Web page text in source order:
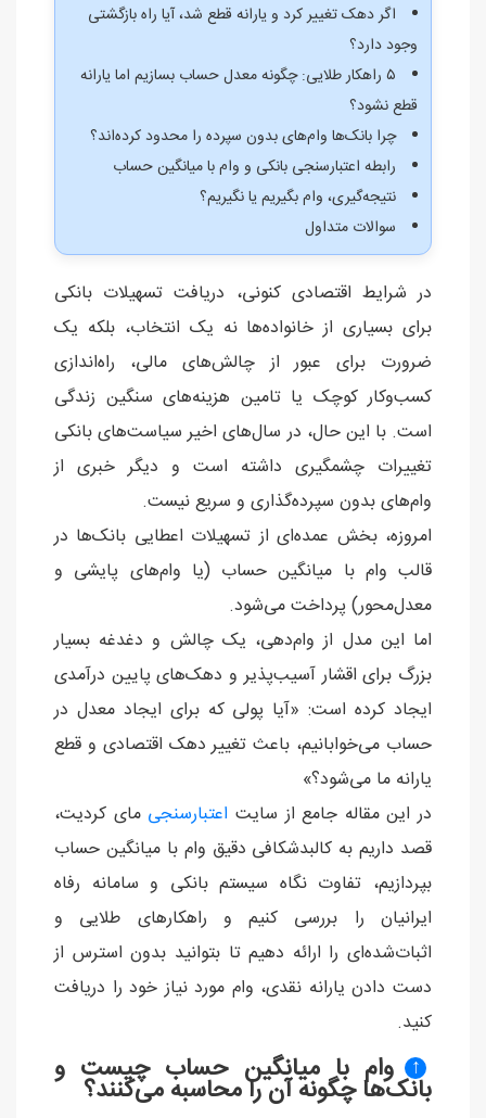
اگر دهک تغییر کرد و یارانه قطع شد، آیا راه بازگشتی
وجود دارد؟
۵ راهکار طلایی: چگونه معدل حساب بسازیم اما یارانه
قطع نشود؟
چرا بانک‌ها وام‌های بدون سپرده را محدود کرده‌اند؟
رابطه اعتبارسنجی بانکی و وام با میانگین حساب
نتیجه‌گیری، وام بگیریم یا نگیریم؟
سوالات متداول
در شرایط اقتصادی کنونی، دریافت تسهیلات بانکی
برای بسیاری از خانواده‌ها نه یک انتخاب، بلکه یک
ضرورت برای عبور از چالش‌های مالی، راه‌اندازی
کسب‌وکار کوچک یا تامین هزینه‌های سنگین زندگی
است. با این حال، در سال‌های اخیر سیاست‌های بانکی
تغییرات چشمگیری داشته است و دیگر خبری از
وام‌های بدون سپرده‌گذاری و سریع نیست.
امروزه، بخش عمده‌ای از تسهیلات اعطایی بانک‌ها در
قالب وام با میانگین حساب (یا وام‌های پایشی و
معدل‌محور) پرداخت می‌شود.
اما این مدل از وام‌دهی، یک چالش و دغدغه بسیار
بزرگ برای اقشار آسیب‌پذیر و دهک‌های پایین درآمدی
ایجاد کرده است: «آیا پولی که برای ایجاد معدل در
حساب می‌خوابانیم، باعث تغییر دهک اقتصادی و قطع
یارانه ما می‌شود؟»
در این مقاله جامع از سایت اعتبارسنجی مای کردیت،
قصد داریم به کالبدشکافی دقیق وام با میانگین حساب
بپردازیم، تفاوت نگاه سیستم بانکی و سامانه رفاه
ایرانیان را بررسی کنیم و راهکارهای طلایی و
اثبات‌شده‌ای را ارائه دهیم تا بتوانید بدون استرس از
دست دادن یارانه نقدی، وام مورد نیاز خود را دریافت
کنید.
↑ وام با میانگین حساب چیست و
بانک‌ها چگونه آن را محاسبه می‌کنند؟